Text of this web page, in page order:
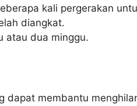
kali pergerakan
diangkat.
atau dua minggu.
dapat membantu